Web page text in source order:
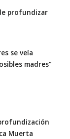
profundizar
se veía
madres”
Muerta